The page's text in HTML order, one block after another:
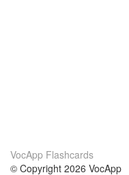
VocApp Flashcards
© Copyright 2026 VocApp